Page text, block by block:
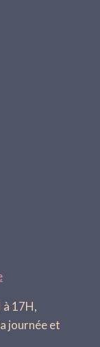
17H,
journée et